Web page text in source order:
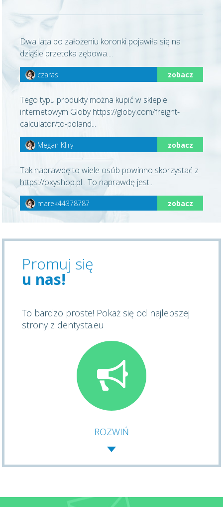
Dwa lata po założeniu koronki pojawiła się na
dziąśle przetoka zębowa....
czaras zobacz
Tego typu produkty można kupić w sklepie
internetowym Globy https://globy.com/freight-
calculator/to-poland...
Megan Kliry zobacz
Tak naprawdę to wiele osób powinno skorzystać z
https://oxyshop.pl . To naprawdę jest...
marek44378787 zobacz
Promuj się
u nas!
To bardzo proste! Pokaż się od najlepszej
strony z dentysta.eu
ROZWIŃ